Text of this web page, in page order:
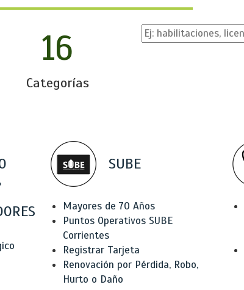
16
Categorías
SUBE
Mayores de 70 Años
Puntos Operativos SUBE
Corrientes
Registrar Tarjeta
Renovación por Pérdida, Robo,
Hurto o Daño